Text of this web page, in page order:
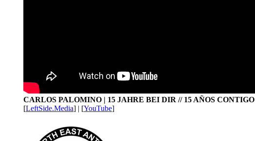
CARLOS PALOMINO | 15 JAHRE BEI DIR // 15 AÑOS CONTIGO
[LeftSide.Media] | [YouTube]